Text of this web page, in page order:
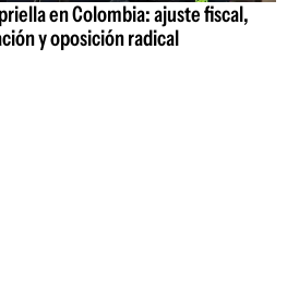
en Colombia: ajuste fiscal,
y oposición radical